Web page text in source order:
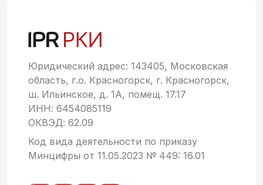
Юридический адрес: 143405, Московская
область, г.о. Красногорск, г. Красногорск,
ш. Ильинское, д. 1А, помещ. 17.17
ИНН: 6454085119
ОКВЭД: 62.09
Код вида деятельности по приказу
Минцифры от 11.05.2023 № 449: 16.01